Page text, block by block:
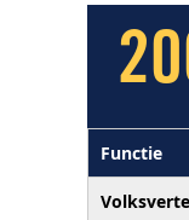
Functie